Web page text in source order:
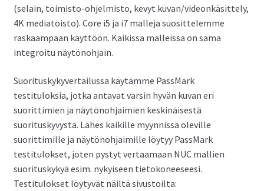
(selain, toimisto-ohjelmisto, kevyt kuvan/videonkäsittely,
4K mediatoisto). Core i5 ja i7 malleja suosittelemme
raskaampaan käyttöön. Kaikissa malleissa on sama
integroitu näytönohjain.
Suorituskykyvertailussa käytämme PassMark
testituloksia, jotka antavat varsin hyvän kuvan eri
suorittimien ja näytönohjaimien keskinäisestä
suorituskyvystä. Lähes kaikille myynnissä oleville
suorittimille ja näytönohjaimille löytyy PassMark
testitulokset, joten pystyt vertaamaan NUC mallien
suorituskykyä esim. nykyiseen tietokoneeseesi.
Testitulokset löytyvät näiltä sivustoilta: